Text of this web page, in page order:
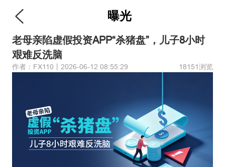
曝光
老母亲陷虚假投资APP“杀猪盘”，儿子8小时
艰难反洗脑
作者：FX110丨2026-06-12 08:55:29 18151浏览